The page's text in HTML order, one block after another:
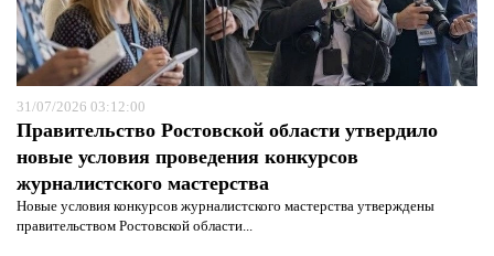
31/07/2026 03:12:00
Правительство Ростовской области утвердило
новые условия проведения конкурсов
журналистского мастерства
Новые условия конкурсов журналистского мастерства утверждены
правительством Ростовской области...